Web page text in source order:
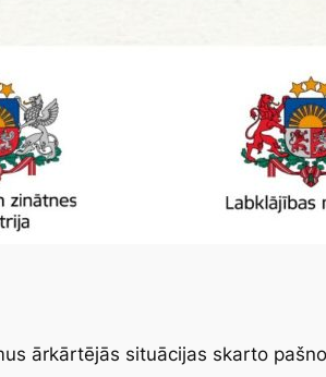
ārkārtējās situācijas skarto